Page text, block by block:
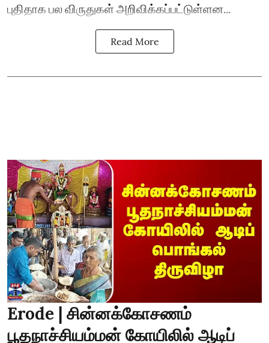
புதிதாக பல விருதுகள் அறிவிக்கப்பட்டுள்ளன...
Read More
Erode | சின்னக்கோசணம்
பூதநாச்சியம்மன் கோயிலில் ஆடிப்